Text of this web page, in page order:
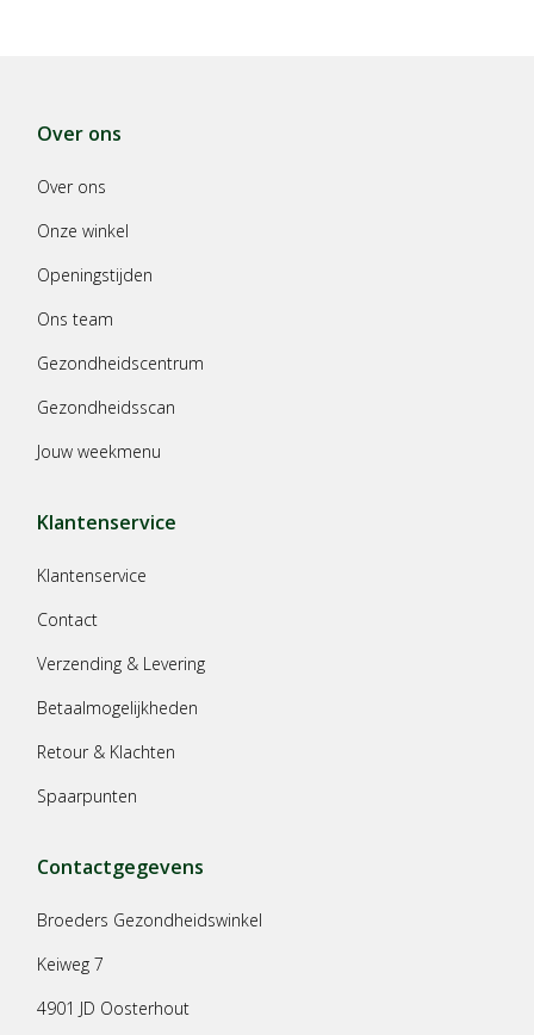
Over ons
Over ons
Onze winkel
Openingstijden
Ons team
Gezondheidscentrum
Gezondheidsscan
Jouw weekmenu
Klantenservice
Klantenservice
Contact
Verzending & Levering
Betaalmogelijkheden
Retour & Klachten
Spaarpunten
Contactgegevens
Broeders Gezondheidswinkel
Keiweg 7
4901 JD Oosterhout